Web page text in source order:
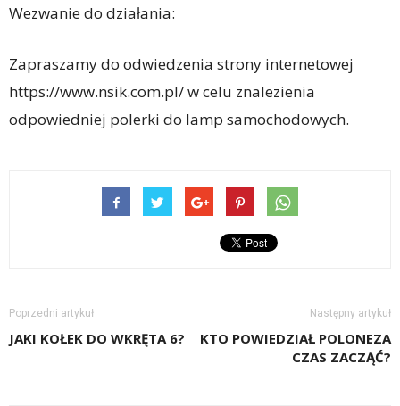
Wezwanie do działania:
Zapraszamy do odwiedzenia strony internetowej
https://www.nsik.com.pl/ w celu znalezienia
odpowiedniej polerki do lamp samochodowych.
Poprzedni artykuł
JAKI KOŁEK DO WKRĘTA 6?
Następny artykuł
KTO POWIEDZIAŁ POLONEZA
CZAS ZACZĄĆ?